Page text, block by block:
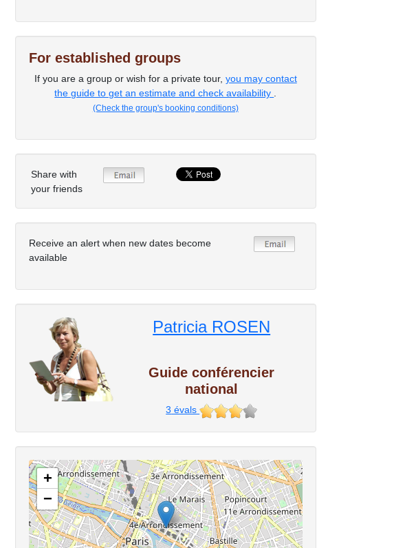
For established groups
If you are a group or wish for a private tour, you may contact
the guide to get an estimate and check availability
(Check the group's booking conditions)
Share with
your friends
Receive an alert when new dates become
available
Patricia ROSEN
Guide conférencier
national
3 évals
+
−